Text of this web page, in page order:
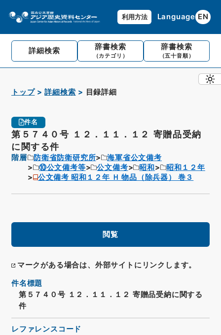
利用方法 Language EN
詳細検索 辞書検索
（カテゴリ）
辞書検索
（五十音順）
トップ 詳細検索 目録詳細
件名
第５７４０号 １２．１１．１２ 寄贈品受納
に関する件
階層 防衛省防衛研究所
海軍省公文備考
⑩公文備考等
公文備考 昭和
昭和１２年
公文備考 昭和１２年 Ｈ 物品（除兵器） 巻３
閲覧
マークがある場合は、外部サイトにリンクします。
件名標題
第５７４０号 １２．１１．１２ 寄贈品受納に関する
件
レファレンスコード